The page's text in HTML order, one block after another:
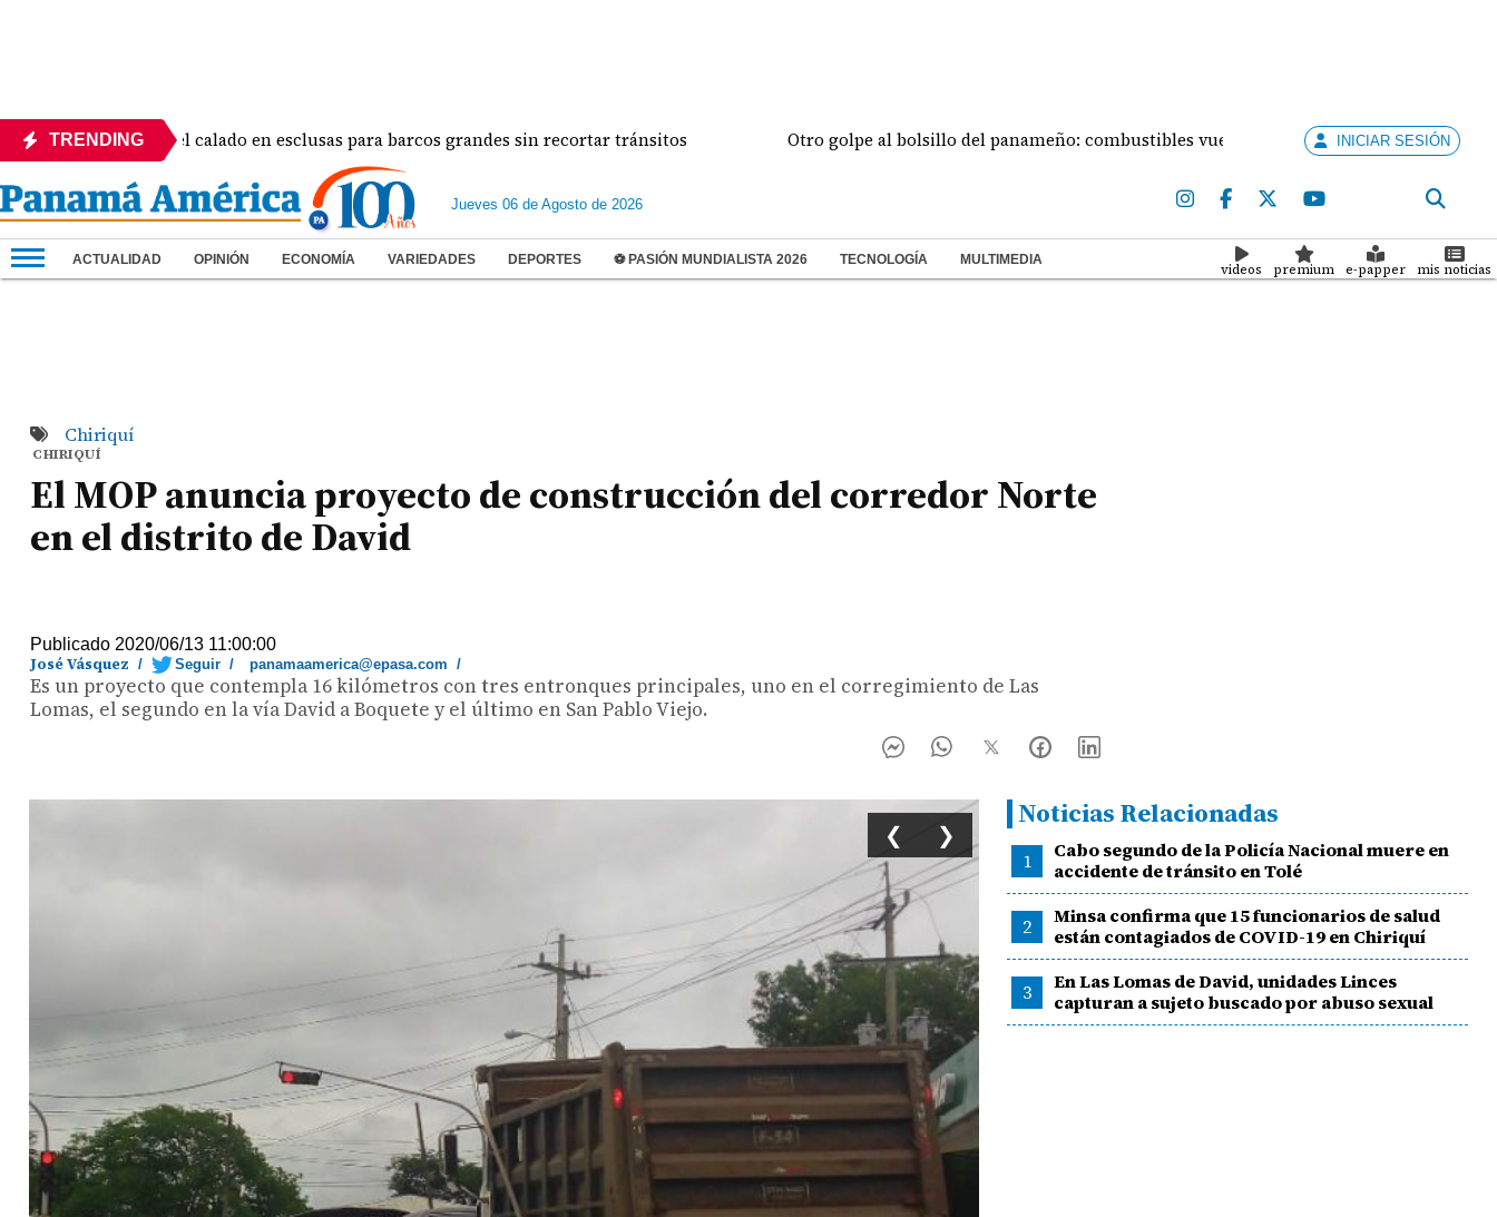
TRENDING
ajustará el calado en esclusas para barcos grandes sin recortar tránsitos Otro golpe al bolsillo del panameño: combustibles vuelven a subir este viernesINICIAR SESIÓN
Jueves 06 de Agosto de 2026
ACTUALIDAD OPINIÓN ECONOMÍA VARIEDADES DEPORTES ⚽ PASIÓN MUNDIALISTA 2026 TECNOLOGÍA MULTIMEDIA
videos premium e-papper mis noticias
Chiriquí
CHIRIQUÍ
El MOP anuncia proyecto de construcción del corredor Norte
en el distrito de David
Publicado 2020/06/13 11:00:00
José Vásquez / Seguir / panamaamerica@epasa.com /
Es un proyecto que contempla 16 kilómetros con tres entronques principales, uno en el corregimiento de Las
Lomas, el segundo en la vía David a Boquete y el último en San Pablo Viejo.
❮ ❯
Noticias Relacionadas
1
Cabo segundo de la Policía Nacional muere en
accidente de tránsito en Tolé
2
Minsa confirma que 15 funcionarios de salud
están contagiados de COVID-19 en Chiriquí
3
En Las Lomas de David, unidades Linces
capturan a sujeto buscado por abuso sexual